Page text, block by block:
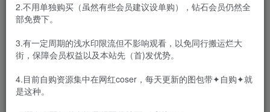
2.不用单独购买（虽然有些会员建议设单购），钻石会员仍然全
部免费下。
3.有一定周期的浅水印限流但不影响观看，以免同行搬运烂大
街，保障会员权益以及本站先（首)发优势。
4.目前自购资源集中在网红coser，每天更新的图包带✦自购✦就
是这种。